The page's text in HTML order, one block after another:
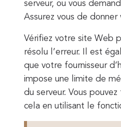
serveur, ou vous
Assurez vous de
Vérifiez votre site Web
résolu l’erreur. Il est
que votre fournisseur
impose une limite de
du serveur. Vous
cela en utilisant le